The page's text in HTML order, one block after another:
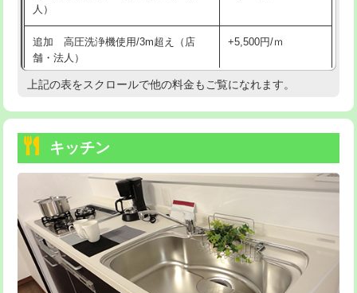
持込商品取付（混合水栓）
持込商品取付（浄水器・分岐水栓） 16,500円
持込商品取付（温水洗浄便座） 22,000円
持込商品取付（普通便座⇔温水洗浄便
22,000円
給水管工事※（ホール加工)
給水管工事※（バンド止め) 3,300円
給水管工事※（支持金具設置) 5,500円
給水管工事※（保温材使用（バンド止
め込み）)
5,500円
人）
追加 高圧洗浄機使用/3m超え（店
舗・法人）
+5,500円/ｍ
高度高圧洗浄換 現地調査
トーラー機使用/3mまで
追加トーラー機使用/3m超え +3,300円
カメラ調査 33,000円
桝清掃 8,800円
止水・漏水調査・防水処理・清掃・修
11,000円
上記の表をスクロールで他の料金もご覧になれます。
キッチン